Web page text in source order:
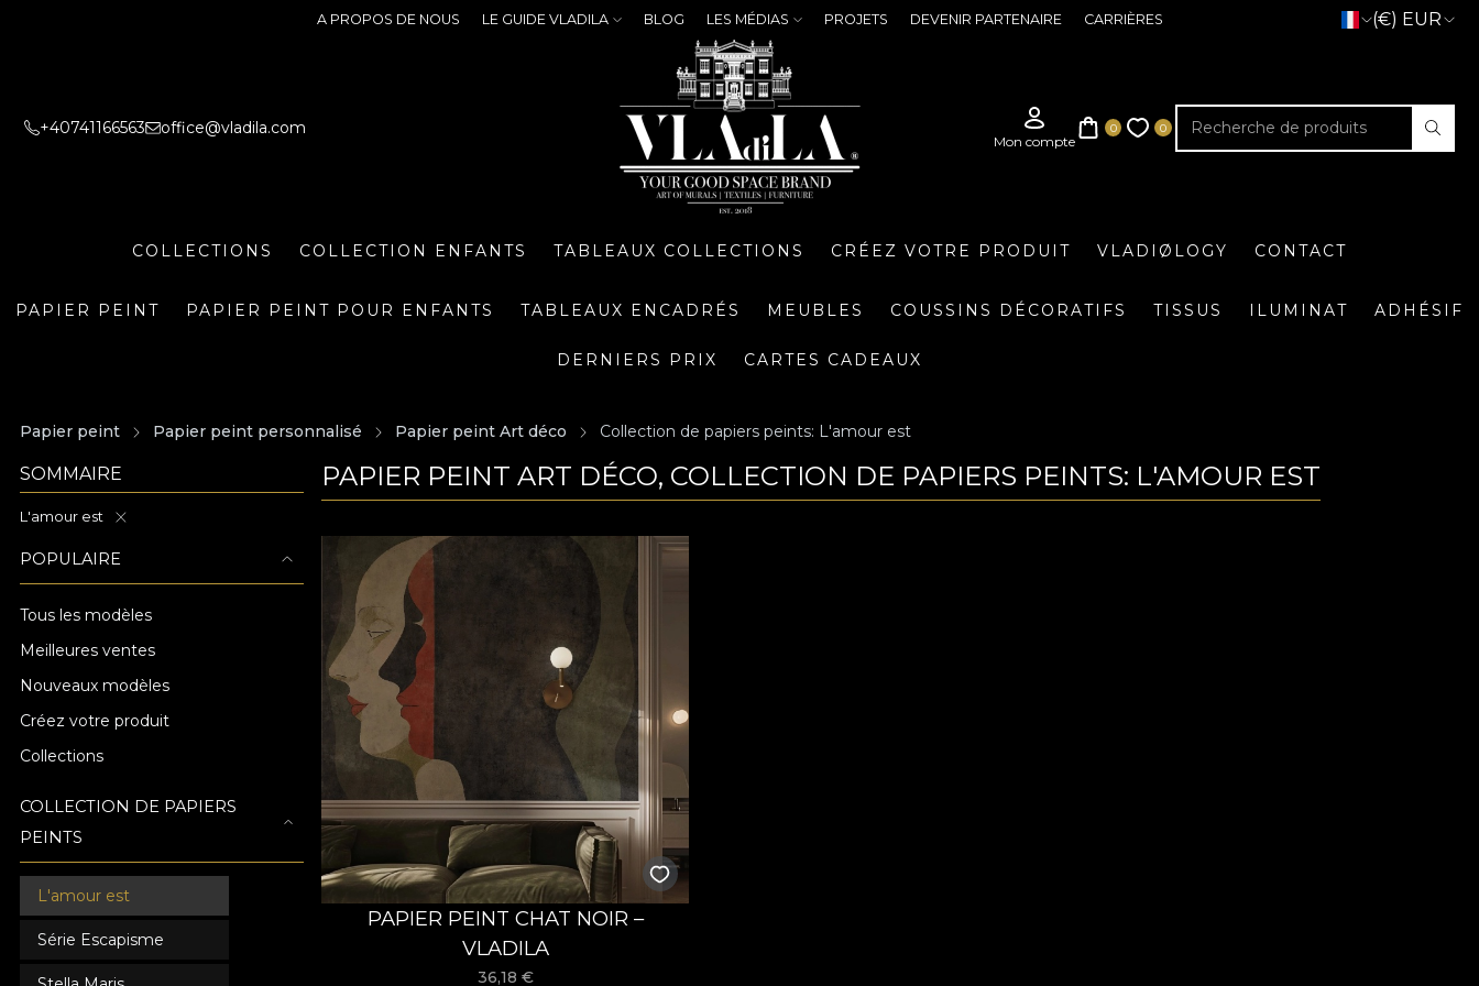
A PROPOS DE NOUS LE GUIDE VLADILA BLOG LES MÉDIAS PROJETS DEVENIR PARTENAIRE CARRIÈRES (€) EUR
+40741166563 office@vladila.com
COLLECTIONS COLLECTION ENFANTS TABLEAUX COLLECTIONS CRÉEZ VOTRE PRODUIT VLADIØLOGY CONTACT
PAPIER PEINT PAPIER PEINT POUR ENFANTS TABLEAUX ENCADRÉS MEUBLES COUSSINS DÉCORATIFS TISSUS ILUMINAT ADHÉSIF
DERNIERS PRIX CARTES CADEAUX
Papier peint Papier peint personnalisé Papier peint Art déco Collection de papiers peints: L'amour est
SOMMAIRE
L'amour est
POPULAIRE
Tous les modèles
Meilleures ventes
Nouveaux modèles
Créez votre produit
Collections
COLLECTION DE PAPIERS
PEINTS
L'amour est
Série Escapisme
PAPIER PEINT ART DÉCO, COLLECTION DE PAPIERS PEINTS: L'AMOUR EST
PAPIER PEINT CHAT NOIR –
VLADILA
36,18 €